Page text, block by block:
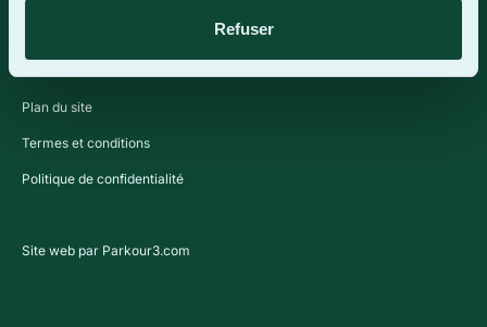
Refuser
Plan du site
Termes et conditions
Politique de confidentialité
Site web par Parkour3.com